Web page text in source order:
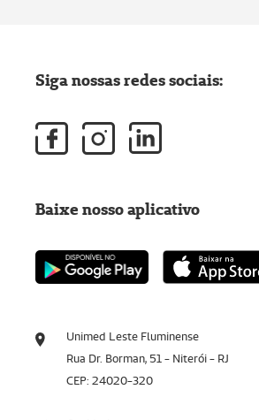
Unimed Leste Fluminense
Rua Dr. Borman, 51 - Niterói - RJ
CEP: 24020-320
Siga nossas redes sociais:
Baixe nosso aplicativo